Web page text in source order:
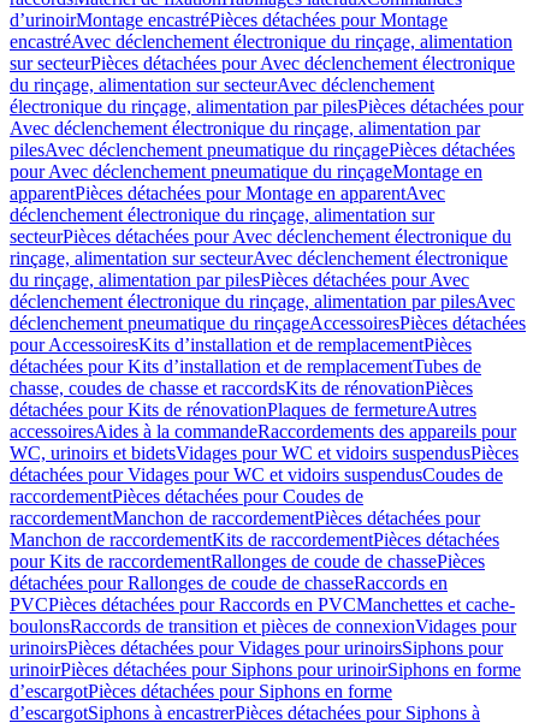
dʼurinoirMontage encastréPièces détachées pour Montage
encastréAvec déclenchement électronique du rinçage, alimentation
sur secteurPièces détachées pour Avec déclenchement électronique
du rinçage, alimentation sur secteurAvec déclenchement
électronique du rinçage, alimentation par pilesPièces détachées pour
Avec déclenchement électronique du rinçage, alimentation par
pilesAvec déclenchement pneumatique du rinçagePièces détachées
pour Avec déclenchement pneumatique du rinçageMontage en
apparentPièces détachées pour Montage en apparentAvec
déclenchement électronique du rinçage, alimentation sur
secteurPièces détachées pour Avec déclenchement électronique du
rinçage, alimentation sur secteurAvec déclenchement électronique
du rinçage, alimentation par pilesPièces détachées pour Avec
déclenchement électronique du rinçage, alimentation par pilesAvec
déclenchement pneumatique du rinçageAccessoiresPièces détachées
pour AccessoiresKits d’installation et de remplacementPièces
détachées pour Kits d’installation et de remplacementTubes de
chasse, coudes de chasse et raccordsKits de rénovationPièces
détachées pour Kits de rénovationPlaques de fermetureAutres
accessoiresAides à la commandeRaccordements des appareils pour
WC, urinoirs et bidetsVidages pour WC et vidoirs suspendusPièces
détachées pour Vidages pour WC et vidoirs suspendusCoudes de
raccordementPièces détachées pour Coudes de
raccordementManchon de raccordementPièces détachées pour
Manchon de raccordementKits de raccordementPièces détachées
pour Kits de raccordementRallonges de coude de chassePièces
détachées pour Rallonges de coude de chasseRaccords en
PVCPièces détachées pour Raccords en PVCManchettes et cache-
boulonsRaccords de transition et pièces de connexionVidages pour
urinoirsPièces détachées pour Vidages pour urinoirsSiphons pour
urinoirPièces détachées pour Siphons pour urinoirSiphons en forme
d’escargotPièces détachées pour Siphons en forme
d’escargotSiphons à encastrerPièces détachées pour Siphons à